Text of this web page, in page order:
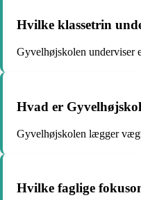
Hvilke klassetrin
Gyvelhøjskolen underviser
Hvad er
Gyvelhøjskolen lægger
Hvilke faglige